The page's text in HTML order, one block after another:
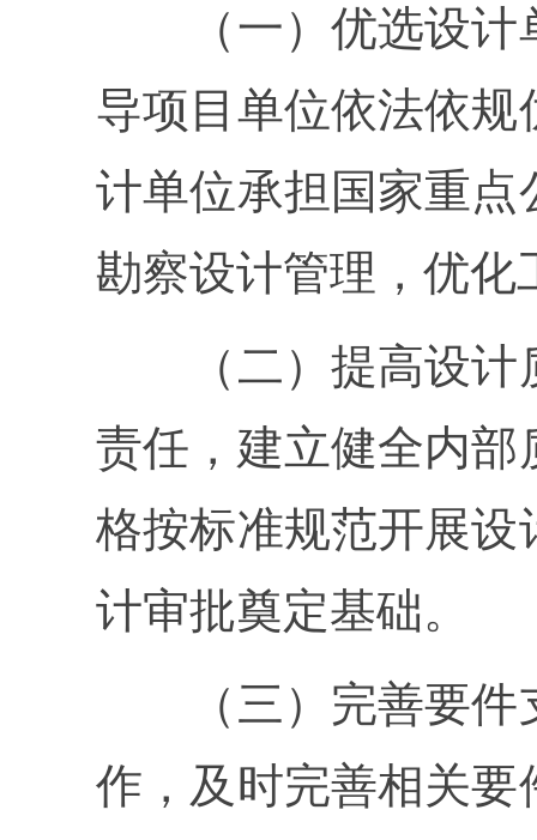
（一）优选设计
导项目单位依法依
计单位承担国家重
勘察设计管理，优化
（二）提高设计
责任，建立健全内
格按标准规范开展
计审批奠定基础。
（三）完善要件
作，及时完善相关